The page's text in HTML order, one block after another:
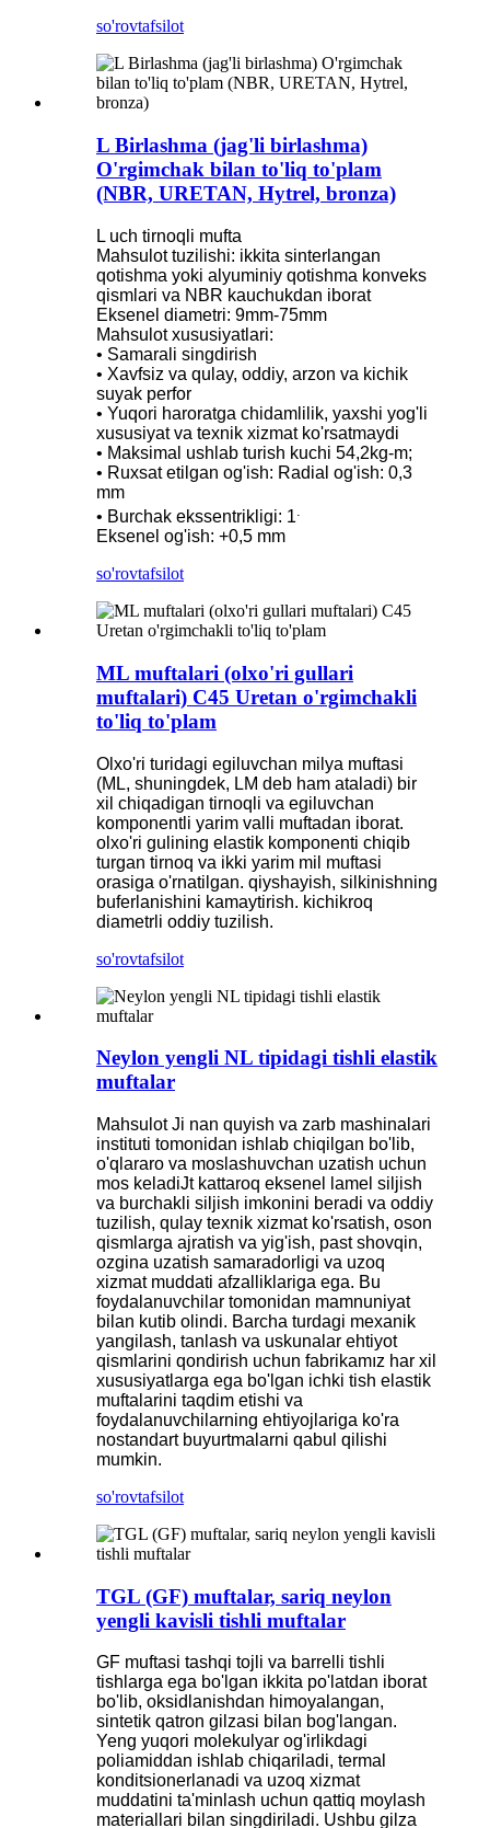
so'rovtafsilot
L Birlashma (jag'li birlashma)
O'rgimchak bilan to'liq to'plam
(NBR, URETAN, Hytrel, bronza)
L uch tirnoqli mufta
Mahsulot tuzilishi: ikkita sinterlangan
qotishma yoki alyuminiy qotishma konveks
qismlari va NBR kauchukdan iborat
Eksenel diametri: 9mm-75mm
Mahsulot xususiyatlari:
• Samarali singdirish
• Xavfsiz va qulay, oddiy, arzon va kichik
suyak perfor
• Yuqori haroratga chidamlilik, yaxshi yog'li
xususiyat va texnik xizmat ko'rsatmaydi
• Maksimal ushlab turish kuchi 54,2kg-m;
• Ruxsat etilgan og'ish: Radial og'ish: 0,3
mm
• Burchak ekssentrikligi: 1
Eksenel og'ish: +0,5 mm
so'rovtafsilot
ML muftalari (olxo'ri gullari
muftalari) C45 Uretan o'rgimchakli
to'liq to'plam
Olxo'ri turidagi egiluvchan milya muftasi
(ML, shuningdek, LM deb ham ataladi) bir
xil chiqadigan tirnoqli va egiluvchan
komponentli yarim valli muftadan iborat.
olxo'ri gulining elastik komponenti chiqib
turgan tirnoq va ikki yarim mil muftasi
orasiga o'rnatilgan. qiyshayish, silkinishning
buferlanishini kamaytirish. kichikroq
diametrli oddiy tuzilish.
so'rovtafsilot
Neylon yengli NL tipidagi tishli elastik
muftalar
Mahsulot Ji nan quyish va zarb mashinalari
instituti tomonidan ishlab chiqilgan bo'lib,
o'qlararo va moslashuvchan uzatish uchun
mos keladiJt kattaroq eksenel lamel siljish
va burchakli siljish imkonini beradi va oddiy
tuzilish, qulay texnik xizmat ko'rsatish, oson
qismlarga ajratish va yig'ish, past shovqin,
ozgina uzatish samaradorligi va uzoq
xizmat muddati afzalliklariga ega. Bu
foydalanuvchilar tomonidan mamnuniyat
bilan kutib olindi. Barcha turdagi mexanik
yangilash, tanlash va uskunalar ehtiyot
qismlarini qondirish uchun fabrikamız har xil
xususiyatlarga ega bo'lgan ichki tish elastik
muftalarini taqdim etishi va
foydalanuvchilarning ehtiyojlariga ko'ra
nostandart buyurtmalarni qabul qilishi
mumkin.
so'rovtafsilot
TGL (GF) muftalar, sariq neylon
yengli kavisli tishli muftalar
GF muftasi tashqi tojli va barrelli tishli
tishlarga ega bo'lgan ikkita po'latdan iborat
bo'lib, oksidlanishdan himoyalangan,
sintetik qatron gilzasi bilan bog'langan.
Yeng yuqori molekulyar og'irlikdagi
poliamiddan ishlab chiqariladi, termal
konditsionerlanadi va uzoq xizmat
muddatini ta'minlash uchun qattiq moylash
materiallari bilan singdiriladi. Ushbu gilza